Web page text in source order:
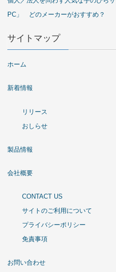
PC」 どのメーカーがおすすめ？
サイトマップ
ホーム
新着情報
リリース
おしらせ
製品情報
会社概要
CONTACT US
サイトのご利用について
プライバシーポリシー
免責事項
お問い合わせ